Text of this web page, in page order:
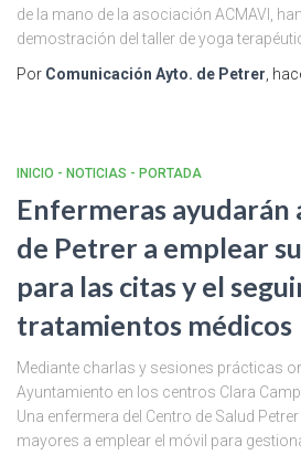
de la mano de la asociación ACMAVI,
demostración del taller de yoga
Por Comunicación Ayto. de Petrer ,
INICIO - NOTICIAS - PORTADA
Enfermeras ayudarán
de Petrer a emplear
para las citas y el
tratamientos médicos
Mediante charlas y sesiones prácticas
Ayuntamiento en los centros Clara
Una enfermera del Centro de Salud
mayores a emplear el móvil para